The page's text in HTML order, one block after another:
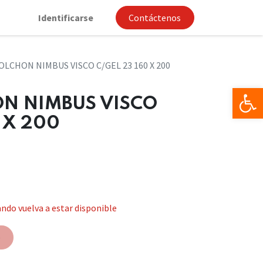
Identificarse Contáctenos
NIMBUS VISCO C/GEL 23 160 X 200
NIMBUS VISCO
X 200
vuelva a estar disponible